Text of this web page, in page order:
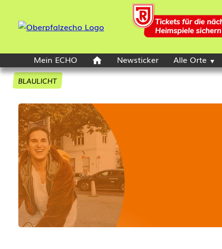
Mein ECHO Newsticker Alle Orte
BLAULICHT